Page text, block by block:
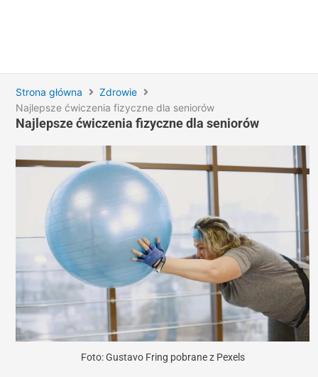
Strona główna
Zdrowie
Najlepsze ćwiczenia fizyczne dla seniorów
Najlepsze ćwiczenia fizyczne dla seniorów
Foto: Gustavo Fring pobrane z Pexels